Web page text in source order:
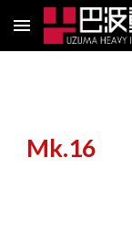
Skip to main
Mk.16